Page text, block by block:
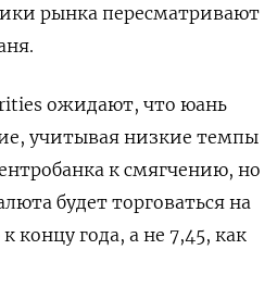
рынка пересматривают
ожидают, что юань
учитывая низкие темпы
к смягчению, но
будет торговаться на
концу года, а не 7,45, как